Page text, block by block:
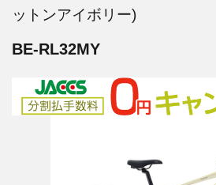
ットンアイボリー)
BE-RL32MY